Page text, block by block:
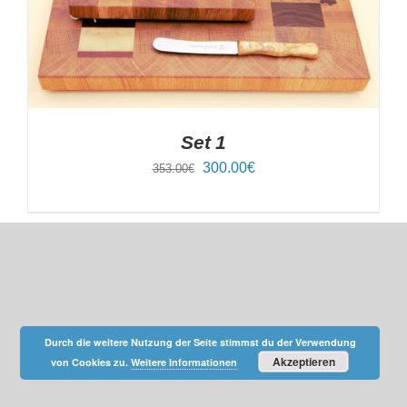
Set 1
353.00€
Ursprünglicher
300.00€Aktueller
Durch die weitere Nutzung der Seite stimmst du der Verwendung
von Cookies zu.Weitere Informationen Akzeptieren